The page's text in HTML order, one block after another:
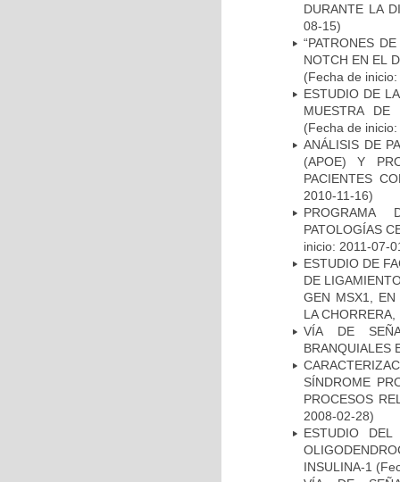
DURANTE LA
08-15)
“PATRONES
NOTCH EN EL
(Fecha de
ESTUDIO DE
MUESTRA DE
(Fecha de
ANÁLISIS DE
(APOE) Y
PACIENTES
2010-11-16)
PROGRAMA
PATOLOGÍAS
inicio: 2011-07-
ESTUDIO DE
DE
GEN MSX1, EN
LA
VÍA DE
BRANQUIALES
SÍNDROME
PROCESOS
2008-02-28)
ESTUDIO
INSULINA-1